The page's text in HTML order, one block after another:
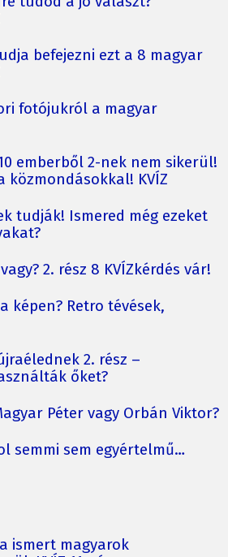
befejezni ezt a 8 magyar
fotójukról a magyar
emberből 2-nek nem sikerül!
közmondásokkal! KVÍZ
tudják! Ismered még ezeket
2. rész 8 KVÍZkérdés vár!
képen? Retro tévések,
2. rész –
őket?
Péter vagy Orbán Viktor?
semmi sem egyértelmű…
ismert magyarok